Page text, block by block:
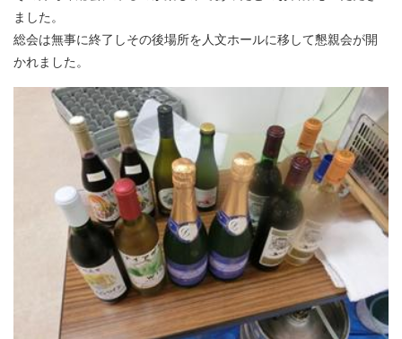
ました。
総会は無事に終了しその後場所を人文ホールに移して懇親会が開
かれました。